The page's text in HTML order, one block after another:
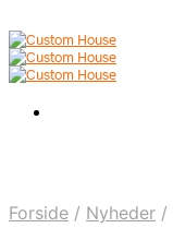
Forside / Nyheder /